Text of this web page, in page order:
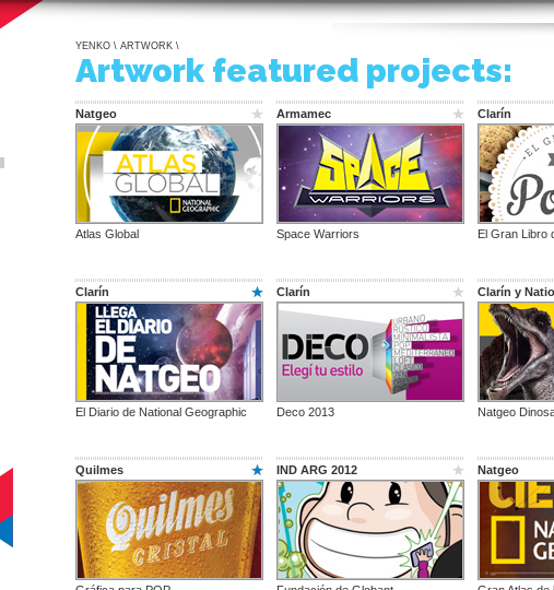
YENKO \ ARTWORK \
Artwork featured projects:
Natgeo Armamec Clarín
Atlas Global Space Warriors El Gran Libro
Clarín Clarín Clarín y
El Diario de National Geographic Deco 2013 Natgeo
Quilmes IND ARG 2012 Natgeo